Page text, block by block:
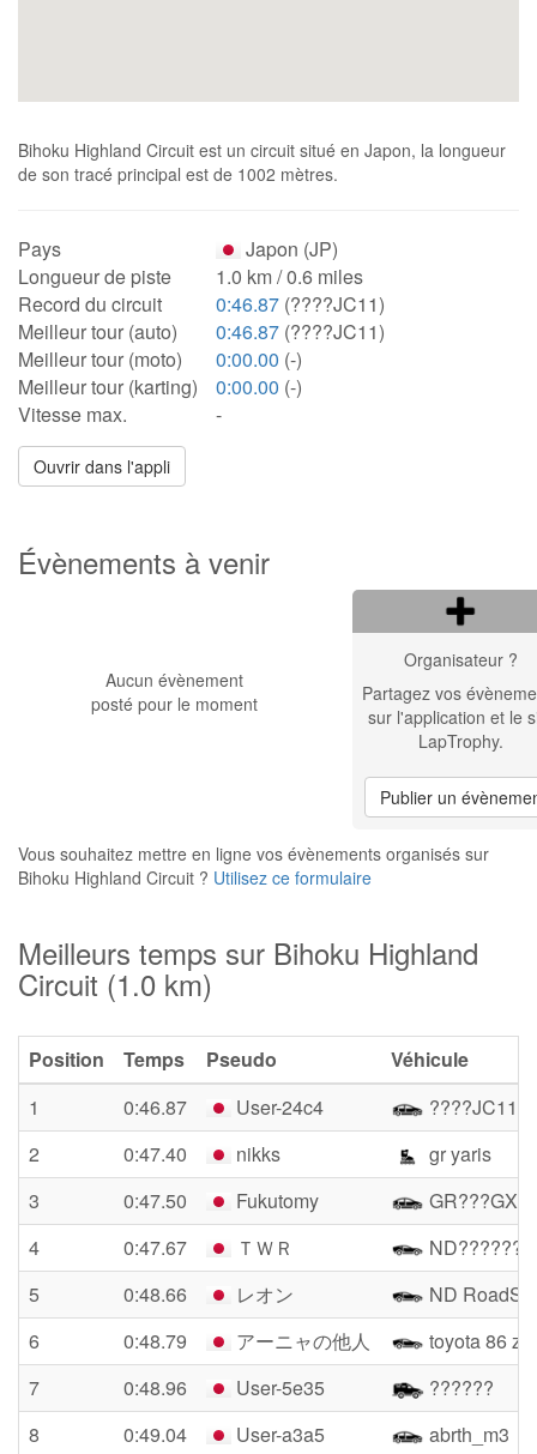
Bihoku Highland Circuit est un circuit situé en Japon, la longueur
de son tracé principal est de 1002 mètres.
Pays
Japon (JP)
Longueur de piste
1.0 km / 0.6 miles
Record du circuit
0:46.87 (????JC11)
Meilleur tour (auto)
0:46.87 (????JC11)
Meilleur tour (moto)
0:00.00 (-)
Meilleur tour (karting)
0:00.00 (-)
Vitesse max.
-
Ouvrir dans l'appli
Évènements à venir
Aucun évènement
posté pour le moment
Organisateur ?
Partagez vos
sur l'application et le
LapTrophy.
Publier un
Vous souhaitez mettre en ligne vos évènements organisés sur
Bihoku Highland Circuit ? Utilisez ce formulaire
Meilleurs temps sur Bihoku Highland
Circuit (1.0 km)
Position Temps Pseudo
Véhicule
1
0:46.87 User-24c4
????JC11
2
0:47.40 nikks
gr yaris
3
0:47.50 Fukutomy
4
0:47.67 ＴＷＲ
ND???????
5
0:48.66 レオン
ND
6
0:48.79 アーニャの他人
toyota 86
7
0:48.96 User-5e35
??????
8
0:49.04 User-a3a5
abrth_m3